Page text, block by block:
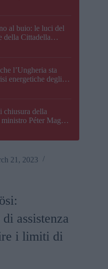
al buio: le luci del
della Cittadella
l’Ungheria sta
energetiche degli
chiusura della
Péter Magyar
21, 2023
assistenza
i limiti di